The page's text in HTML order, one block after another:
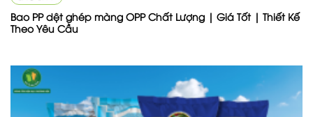
Bao PP dệt ghép màng OPP Chất Lượng | Giá Tốt | Thiết Kế
Theo Yêu Cầu